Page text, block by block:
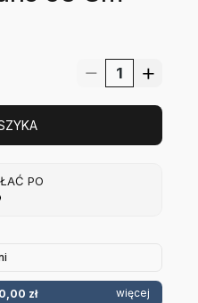
PO
zł więcej